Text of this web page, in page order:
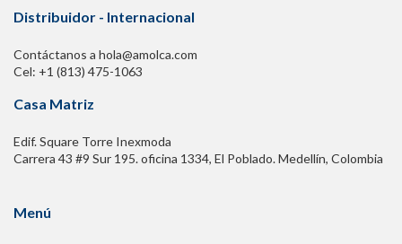
Distribuidor - Internacional
Contáctanos a hola@amolca.com
Cel: +1 (813) 475-1063
Casa Matriz
Edif. Square Torre Inexmoda
Carrera 43 #9 Sur 195. oficina 1334, El Poblado. Medellín, Colombia
Menú